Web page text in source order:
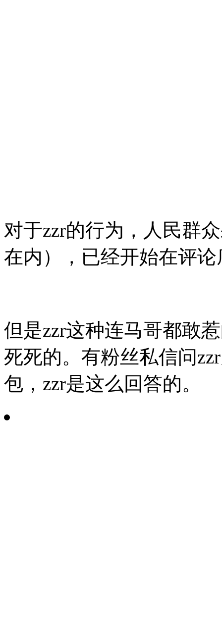
对于zzr的行为，人民群
在内），已经开始在评
但是zzr这种连马哥都敢
死死的。有粉丝私信问
包，zzr是这么回答的。